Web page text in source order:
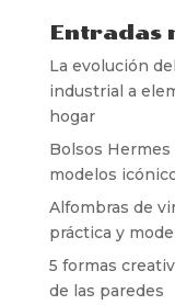
Entradas
La evolución
industrial a
hogar
Bolsos
modelos
Alfombras de
práctica y
5 formas
de las paredes